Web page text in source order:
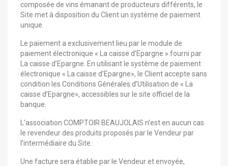
composée de vins émanant de producteurs différents, le
Site met à disposition du Client un système de paiement
unique.
Le paiement a exclusivement lieu par le module de
paiement électronique « La caisse d’Epargne » fourni par
La caisse d’Epargne. En utilisant le système de paiement
électronique « La caisse d’Epargne», le Client accepte sans
condition les Conditions Générales d’Utilisation de « La
caisse d’Epargne», accessibles sur le site officiel de la
banque.
L'association COMPTOIR BEAUJOLAIS n’est en aucun cas
le revendeur des produits proposés par le Vendeur par
l’intermédiaire du Site.
Une facture sera établie par le Vendeur et envoyée,